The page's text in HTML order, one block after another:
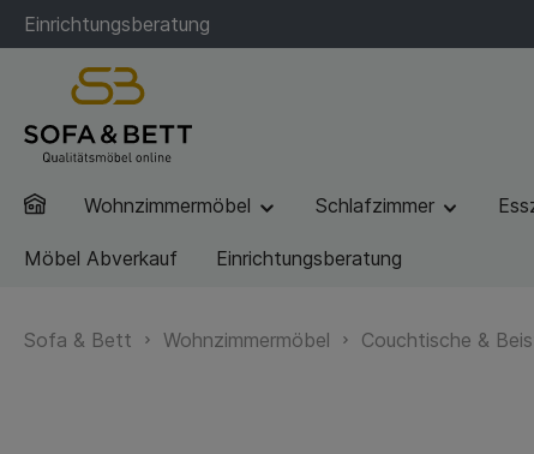
Einrichtungsberatung
Wohnzimmermöbel Schlafzimmer
Möbel Abverkauf Einrichtungsberatung
Sofa & Bett Wohnzimmermöbel Couchtische &